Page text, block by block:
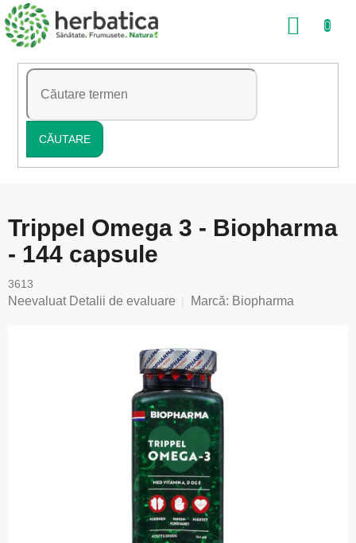
Treci
la
conținut
CĂUTARE
COŞ
Trippel Omega 3 - Biopharma
- 144 capsule
3613
Evaluarea
Neevaluat Detalii de evaluare Marcă: Biopharma